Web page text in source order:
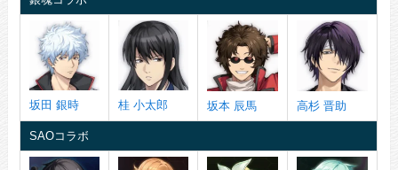
坂田 銀時 桂 小太郎 坂本 辰馬 高杉 晋助
SAOコラボ